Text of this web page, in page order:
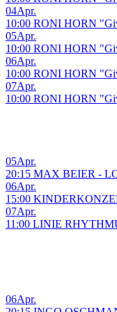
04Apr.
10:00 RONI HORN
05Apr.
10:00 RONI HORN
06Apr.
10:00 RONI HORN
07Apr.
10:00 RONI HORN
05Apr.
20:15 MAX BEIER -
06Apr.
15:00
07Apr.
11:00 LINIE
06Apr.